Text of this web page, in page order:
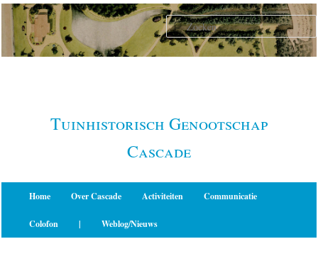
Spring
naar
primaire
Tuinhistorisch Genootschap
Cascade
Home Over Cascade Activiteiten Communicatie
Colofon | Weblog/Nieuws